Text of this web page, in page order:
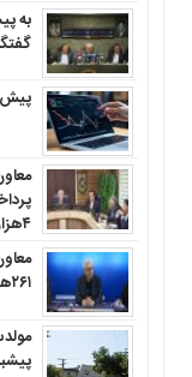
به
پیش
۴هزار و ۶۵۴ فقره وام ازدواج از ابتدای سال جاری
۲۶۱هزا تن گندم از کشاورزان استان